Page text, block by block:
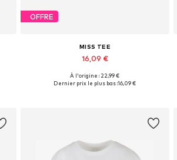
OFFRE
MISS TEE
16,09 €
Tailles disponibles: S, M, L
À l'origine : 22,99 €
Dernier prix le plus bas :16,09 €